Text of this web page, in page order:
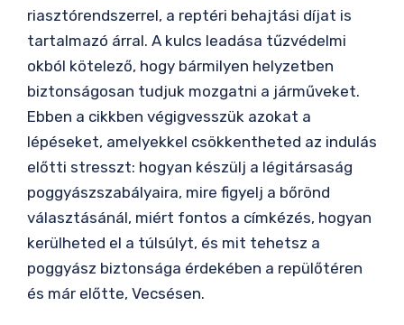
riasztórendszerrel, a reptéri behajtási díjat is
tartalmazó árral. A kulcs leadása tűzvédelmi
okból kötelező, hogy bármilyen helyzetben
biztonságosan tudjuk mozgatni a járműveket.
Ebben a cikkben végigvesszük azokat a
lépéseket, amelyekkel csökkentheted az indulás
előtti stresszt: hogyan készülj a légitársaság
poggyászszabályaira, mire figyelj a bőrönd
választásánál, miért fontos a címkézés, hogyan
kerülheted el a túlsúlyt, és mit tehetsz a
poggyász biztonsága érdekében a repülőtéren
és már előtte, Vecsésen.